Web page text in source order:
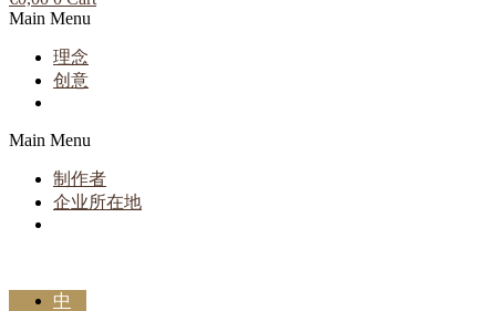
Main Menu
理念
创意
Main Menu
制作者
企业所在地
中